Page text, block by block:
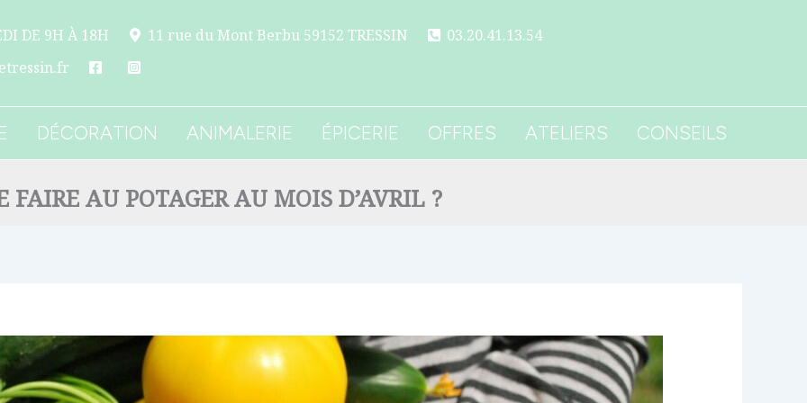
DE 9H À 18H 11 rue du Mont Berbu 59152 TRESSIN
03.20.41.13.54
DÉCORATION ANIMALERIE ÉPICERIE OFFRES ATELIERS CONSEILS
FAIRE AU POTAGER AU MOIS D’AVRIL ?